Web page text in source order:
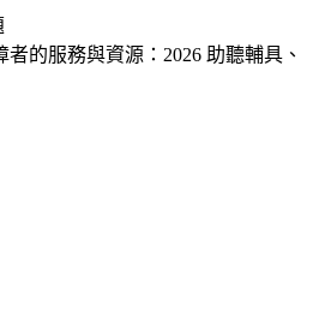
者的服務與資源：2026 助聽輔具、